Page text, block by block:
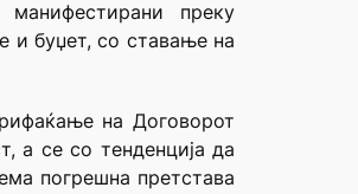
преку
и буџет, со ставање на
на Договорот
а се со тенденција да
погрешна претстава